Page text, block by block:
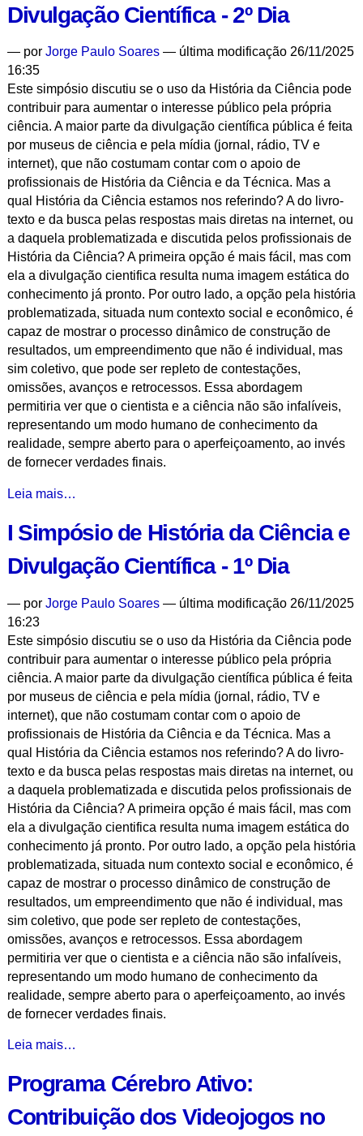
Propulsor
Sustentabilidade
Global
-
Divulgação Científica - 2º Dia
— por Jorge Paulo Soares— última modificação 26/11/2025
16:35
Este simpósio discutiu se o uso da História da Ciência pode
contribuir para aumentar o interesse público pela própria
ciência. A maior parte da divulgação científica pública é feita
por museus de ciência e pela mídia (jornal, rádio, TV e
internet), que não costumam contar com o apoio de
profissionais de História da Ciência e da Técnica. Mas a
qual História da Ciência estamos nos referindo? A do livro-
texto e da busca pelas respostas mais diretas na internet, ou
a daquela problematizada e discutida pelos profissionais de
História da Ciência? A primeira opção é mais fácil, mas com
ela a divulgação cientifica resulta numa imagem estática do
conhecimento já pronto. Por outro lado, a opção pela história
problematizada, situada num contexto social e econômico, é
capaz de mostrar o processo dinâmico de construção de
resultados, um empreendimento que não é individual, mas
sim coletivo, que pode ser repleto de contestações,
omissões, avanços e retrocessos. Essa abordagem
permitiria ver que o cientista e a ciência não são infalíveis,
representando um modo humano de conhecimento da
realidade, sempre aberto para o aperfeiçoamento, ao invés
de fornecer verdades finais.
I
de
da
e
Divulgação
Científica
-
2º
Dia
-
Leia mais…
I Simpósio de História da Ciência e
Divulgação Científica - 1º Dia
— por Jorge Paulo Soares— última modificação 26/11/2025
16:23
Este simpósio discutiu se o uso da História da Ciência pode
contribuir para aumentar o interesse público pela própria
ciência. A maior parte da divulgação científica pública é feita
por museus de ciência e pela mídia (jornal, rádio, TV e
internet), que não costumam contar com o apoio de
profissionais de História da Ciência e da Técnica. Mas a
qual História da Ciência estamos nos referindo? A do livro-
texto e da busca pelas respostas mais diretas na internet, ou
a daquela problematizada e discutida pelos profissionais de
História da Ciência? A primeira opção é mais fácil, mas com
ela a divulgação cientifica resulta numa imagem estática do
conhecimento já pronto. Por outro lado, a opção pela história
problematizada, situada num contexto social e econômico, é
capaz de mostrar o processo dinâmico de construção de
resultados, um empreendimento que não é individual, mas
sim coletivo, que pode ser repleto de contestações,
omissões, avanços e retrocessos. Essa abordagem
permitiria ver que o cientista e a ciência não são infalíveis,
representando um modo humano de conhecimento da
realidade, sempre aberto para o aperfeiçoamento, ao invés
de fornecer verdades finais.
I
de
História
da
Leia mais…
Programa Cérebro Ativo:
Contribuição dos Videojogos no